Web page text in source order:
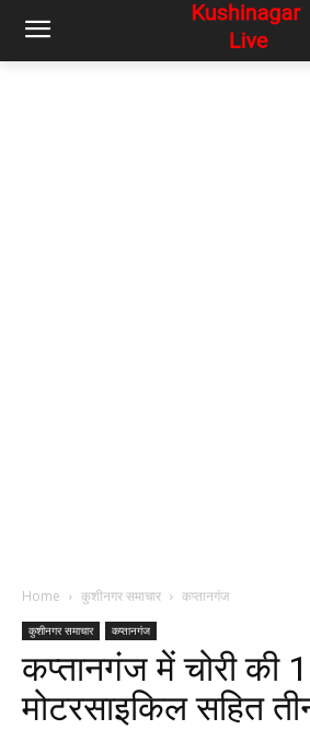
Home कुशीनगर समाचार कप्तानगंज
कुशीनगर समाचार कप्तानगंज
कप्तानगंज में चोरी की
मोटरसाइकिल सहित